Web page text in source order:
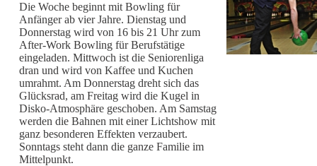
Die Woche beginnt mit Bowling für
Anfänger ab vier Jahre. Dienstag und
Donnerstag wird von 16 bis 21 Uhr zum
After-Work Bowling für Berufstätige
eingeladen. Mittwoch ist die Seniorenliga
dran und wird von Kaffee und Kuchen
umrahmt. Am Donnerstag dreht sich das
Glücksrad, am Freitag wird die Kugel in
Disko-Atmosphäre geschoben. Am Samstag
werden die Bahnen mit einer Lichtshow mit
ganz besonderen Effekten verzaubert.
Sonntags steht dann die ganze Familie im
Mittelpunkt.